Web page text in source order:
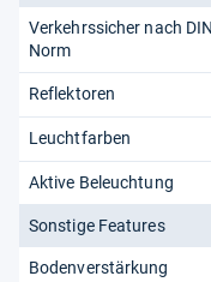
Verkehrssicher nach
Norm
Reflektoren
Leuchtfarben
Aktive Beleuchtung
Sonstige Features
Bodenverstärkung